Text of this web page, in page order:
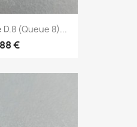
(Queue 8)...
€